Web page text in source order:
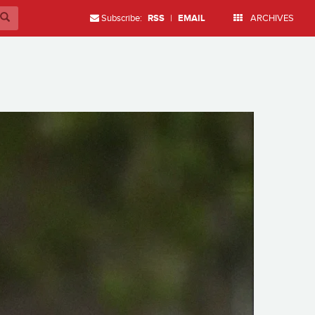
Subscribe: RSS | EMAIL ARCHIVES